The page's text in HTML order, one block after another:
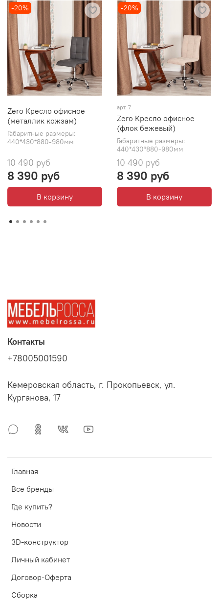
-20%
Zero Кресло офисное
(металлик кожзам)
Габаритные размеры:
440*430*880-980мм
10 490 руб
8 390 руб
В корзину
-20%
арт. 7
Zero Кресло офисное
(флок бежевый)
Габаритные размеры:
440*430*880-980мм
10 490 руб
8 390 руб
В корзину
Главная
Все бренды
Где купить?
Новости
3D-конструктор
Личный кабинет
Договор-Оферта
Сборка
Контакты
+78005001590
Кемеровская область, г. Прокопьевск, ул.
Курганова, 17